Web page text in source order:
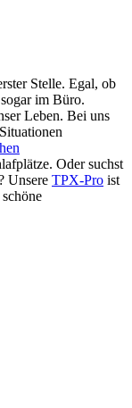
Stelle. Egal, ob
im Büro.
Leben. Bei uns
Oder suchst
Unsere TPX-Pro ist